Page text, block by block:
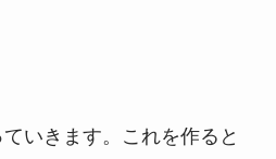
いきます。これを作ると